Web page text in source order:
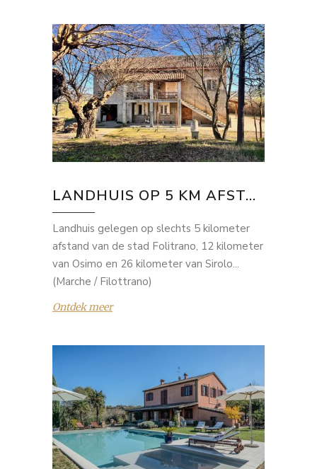
LANDHUIS OP 5 KM AFST...
Landhuis gelegen op slechts 5 kilometer
afstand van de stad Folitrano, 12 kilometer
van Osimo en 26 kilometer van Sirolo...
(Marche / Filottrano)
Ontdek meer